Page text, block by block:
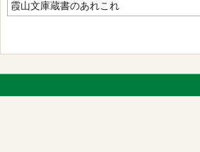
霞山文庫蔵書のあれこれ